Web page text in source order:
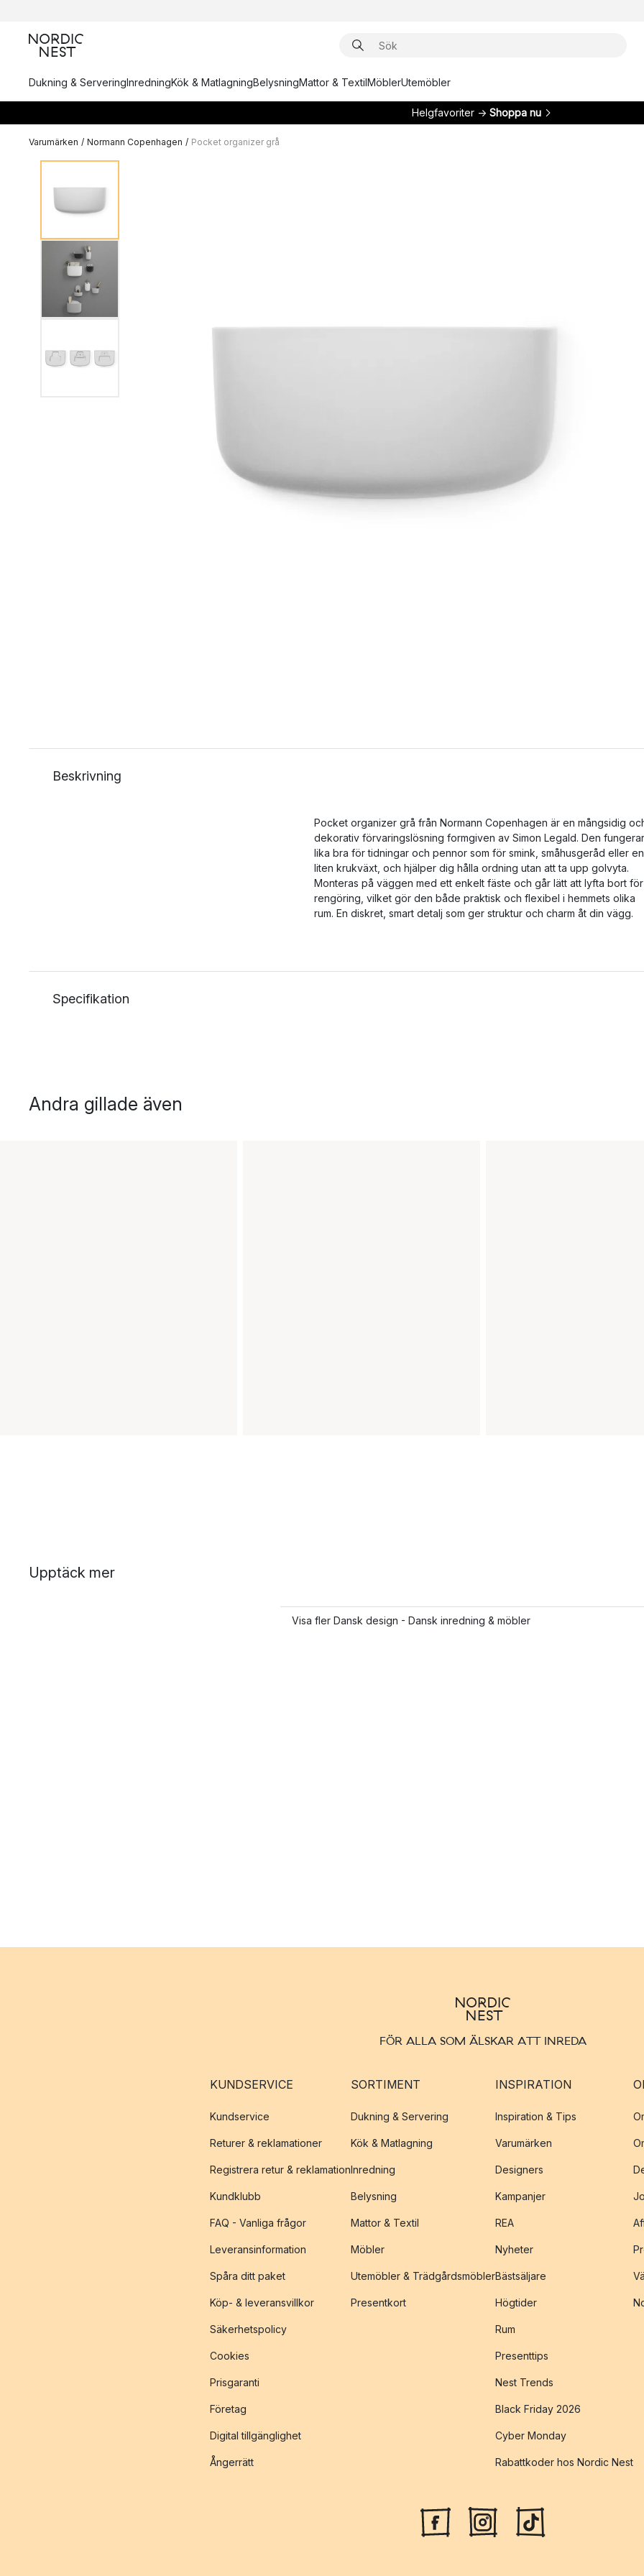
Dukning & ServeringInredningKök & MatlagningBelysningMattor & TextilMöblerUtemöbler
Helgfavoriter → Shoppa nu
Varumärken / Normann Copenhagen / Pocket organizer grå
Beskrivning
Pocket organizer grå från Normann Copenhagen är en mångsidig
dekorativ förvaringslösning formgiven av Simon Legald. Den fungerar
lika bra för tidningar och pennor som för smink, småhusgeråd eller en
liten krukväxt, och hjälper dig hålla ordning utan att ta upp golvyta.
Monteras på väggen med ett enkelt fäste och går lätt att lyfta bort för
rengöring, vilket gör den både praktisk och flexibel i hemmets olika
rum. En diskret, smart detalj som ger struktur och charm åt din vägg.
Specifikation
Andra gillade även
Upptäck mer
Visa fler Dansk design - Dansk inredning & möbler
FÖR ALLA SOM ÄLSKAR ATT INREDA
KUNDSERVICE
Kundservice
Returer & reklamationer
Registrera retur & reklamation
Kundklubb
FAQ - Vanliga frågor
Leveransinformation
Spåra ditt paket
Köp- & leveransvillkor
Säkerhetspolicy
Cookies
Prisgaranti
Företag
Digital tillgänglighet
Ångerrätt
SORTIMENT
Dukning & Servering
Kök & Matlagning
Inredning
Belysning
Mattor & Textil
Möbler
Utemöbler & Trädgårdsmöbler
Presentkort
INSPIRATION
Inspiration & Tips
Varumärken
Designers
Kampanjer
REA
Nyheter
Bästsäljare
Högtider
Rum
Presenttips
Nest Trends
Black Friday 2026
Cyber Monday
Rabattkoder hos Nordic Nest